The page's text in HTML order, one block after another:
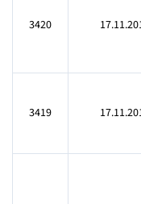
3420
3419